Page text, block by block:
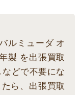
ルミューダ オ
製 を出張買取
どで不要にな
ら、出張買取